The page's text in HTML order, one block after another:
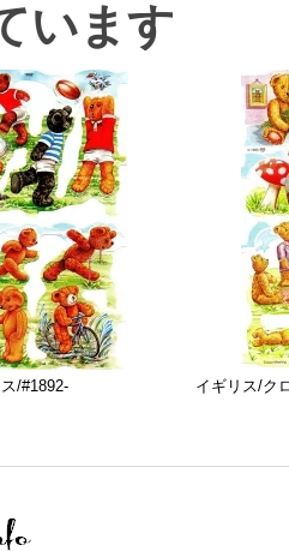
います
/#1892- イギリス/ク